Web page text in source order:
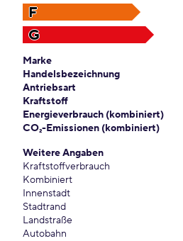
F
G
Marke
Handelsbezeichnung
Antriebsart
Kraftstoff
Energieverbrauch (kombiniert)
CO₂-Emissionen (kombiniert)
Weitere Angaben
Kraftstoffverbrauch
Kombiniert
Innenstadt
Stadtrand
Landstraße
Autobahn